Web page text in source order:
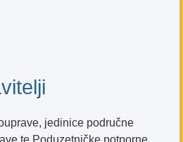
jedinice područne